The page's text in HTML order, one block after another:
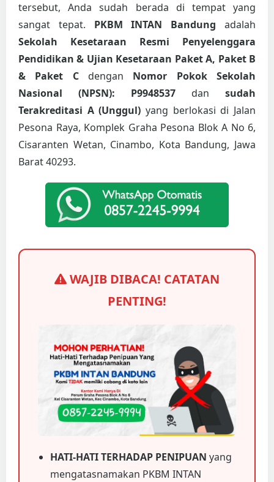
tersebut, Anda sudah berada di tempat yang
sangat tepat. PKBM INTAN Bandung adalah
Sekolah Kesetaraan Resmi Penyelenggara
Pendidikan & Ujian Kesetaraan Paket A, Paket B
& Paket Cdengan Nomor Pokok Sekolah
Nasional (NPSN): P9948537 dan sudah
Terakreditasi A (Unggul) yang berlokasi di Jalan
Pesona Raya, Komplek Graha Pesona Blok A No 6,
Cisaranten Wetan, Cinambo, Kota Bandung, Jawa
Barat 40293.
WAJIB DIBACA! CATATAN
PENTING!
HATI-HATI TERHADAP PENIPUAN yang
mengatasnamakan PKBM INTAN